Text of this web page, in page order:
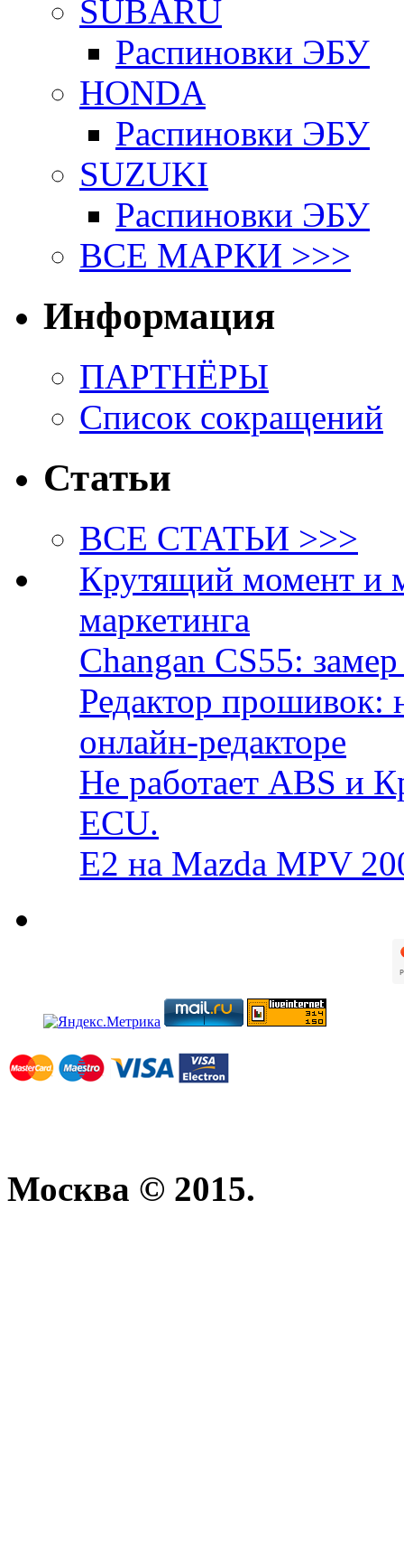
SUBARU
Распиновки ЭБУ
HONDA
Распиновки ЭБУ
SUZUKI
Распиновки ЭБУ
ВСЕ МАРКИ >>>
Информация
ПАРТНЁРЫ
Список сокращений
Статьи
ВСЕ СТАТЬИ >>>
Крутящий момент и
маркетинга
Changan CS55:
Редактор прошивок:
онлайн-редакторе
Не работает ABS и
ECU.
E2 на Mazda MPV
Москва © 2015.